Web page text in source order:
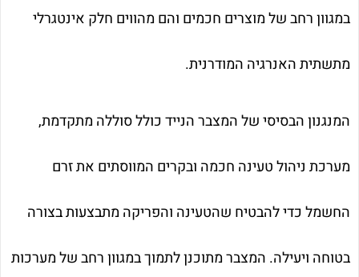
במגוון רחב של מוצרים חכמים והם מהווים חלק אינטגרלי
מתשתית האנרגיה המודרנית.
המנגנון הבסיסי של המצבר הנייד כולל סוללה מתקדמת,
מערכת ניהול טעינה חכמה ובקרים המווסתים את זרם
החשמל כדי להבטיח שהטעינה והפריקה מתבצעות בצורה
בטוחה ויעילה. המצבר מתוכנן לתמוך במגוון רחב של מערכות